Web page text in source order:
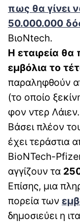
πως θα γίνει
50.000.000
ΒιοΝtech.
Η εταιρεία
εμβόλια το
παραληφθούν
(το οποίο
φον ντερ Λάιεν.
Βάσει πλέον
έχει τεράστια
BioNTech-
αγγίζουν τα
Επίσης, μια
πορεία των
δημοσιεύει η